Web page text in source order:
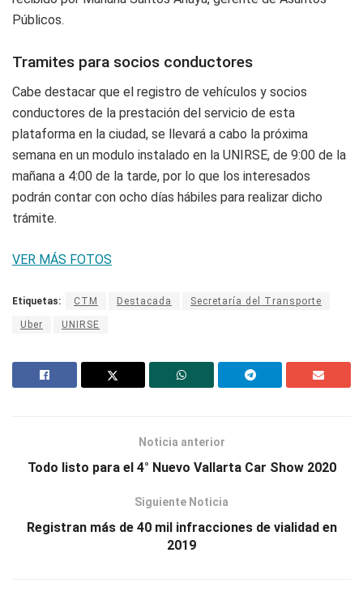
Públicos.
Tramites para socios conductores
Cabe destacar que el registro de vehículos y socios
conductores de la prestación del servicio de esta
plataforma en la ciudad, se llevará a cabo la próxima
semana en un modulo instalado en la UNIRSE, de 9:00 de la
mañana a 4:00 de la tarde, por lo que los interesados
podrán contar con ocho días hábiles para realizar dicho
trámite.
VER MÁS FOTOS
Etiquetas: CTM Destacada Secretaría del Transporte
Uber UNIRSE
Noticia anterior
Todo listo para el 4° Nuevo Vallarta Car Show 2020
Siguiente Noticia
Registran más de 40 mil infracciones de vialidad en
2019